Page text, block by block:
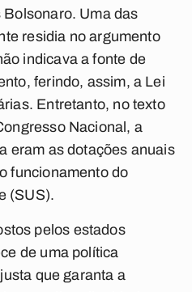
Uma das
residia no argumento
indicava a fonte de
ferindo, assim, a Lei
Entretanto, no texto
Nacional, a
eram as dotações anuais
funcionamento do
(SUS).
pelos estados
de uma política
que garanta a